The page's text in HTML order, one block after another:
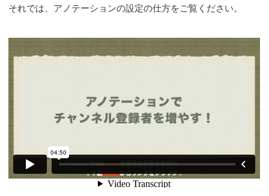
それでは、アノテーションの設定の仕方をご覧ください。